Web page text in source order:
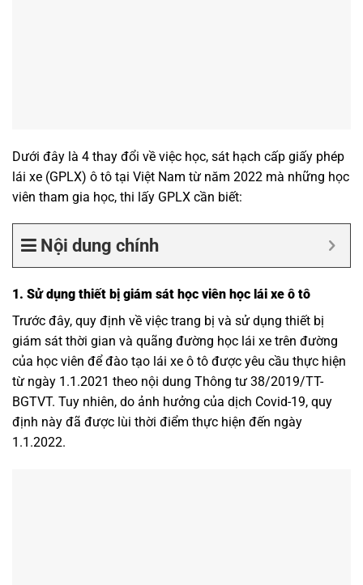
Dưới đây là 4 thay đổi về việc học, sát hạch cấp giấy phép
lái xe (GPLX) ô tô tại Việt Nam từ năm 2022 mà những học
viên tham gia học, thi lấy GPLX cần biết:
Nội dung chính
1. Sử dụng thiết bị giám sát học viên học lái xe ô tô
Trước đây, quy định về việc trang bị và sử dụng thiết bị
giám sát thời gian và quãng đường học lái xe trên đường
của học viên để đào tạo lái xe ô tô được yêu cầu thực hiện
từ ngày 1.1.2021 theo nội dung Thông tư 38/2019/TT-
BGTVT. Tuy nhiên, do ảnh hưởng của dịch Covid-19, quy
định này đã được lùi thời điểm thực hiện đến ngày
1.1.2022.